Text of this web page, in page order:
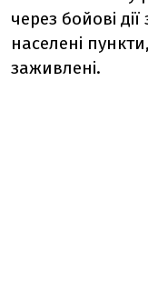
через бойові
населені
заживлені.